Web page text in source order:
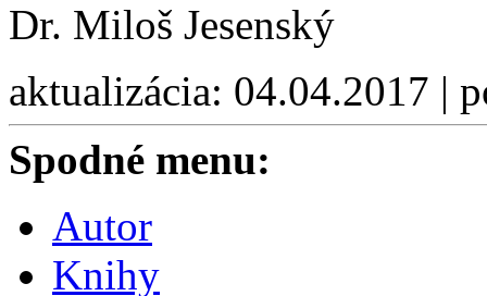
Dr. Miloš Jesenský
aktualizácia: 04.04.2017 |
Spodné menu:
Autor
Knihy